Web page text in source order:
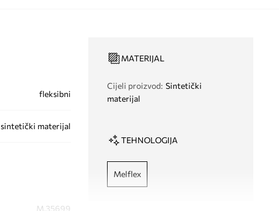
fleksibni
sintetički materijal
M.35699
MATERIJAL
Cijeli proizvod: Sintetički
materijal
TEHNOLOGIJA
Melflex